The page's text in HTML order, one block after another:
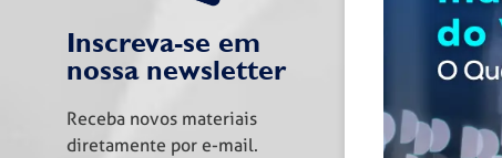
Inscreva-se em
nossa newsletter
Receba novos materiais
diretamente por e-mail.